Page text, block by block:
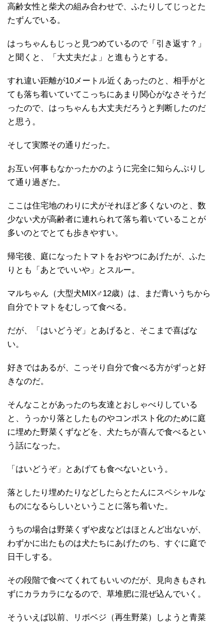
高齢女性と柴犬の組み合わせで、ふたりしてじっとた
たずんでいる。
はっちゃんもじっと見つめているので「引き返す？」
と聞くと、「大丈夫だよ」と進もうとする。
すれ違い距離が10メートル近くあったのと、相手がと
ても落ち着いていてこっちにあまり関心がなさそうだ
ったので、はっちゃんも大丈夫だろうと判断したのだ
と思う。
そして実際その通りだった。
お互い何事もなかったかのように完全に知らんぷりし
て通り過ぎた。
ここは住宅地のわりに犬がそれほど多くないのと、数
少ない犬が高齢者に連れられて落ち着いていることが
多いのとでとても歩きやすい。
帰宅後、庭になったトマトをおやつにあげたが、ふた
りとも「あとでいいや」とスルー。
マルちゃん（大型犬MIX♂12歳）は、まだ青いうちから
自分でトマトをむしって食べる。
だが、「はいどうぞ」とあげると、そこまで喜ばな
い。
好きではあるが、こっそり自分で食べる方がずっと好
きなのだ。
そんなことがあったのち友達とおしゃべりしている
と、うっかり落としたものやコンポスト化のために庭
に埋めた野菜くずなどを、犬たちが喜んで食べるとい
う話になった。
「はいどうぞ」とあげても食べないという。
落としたり埋めたりなどしたらとたんにスペシャルな
ものになるらしいということに落ち着いた。
うちの場合は野菜くずや皮などはほとんど出ないが、
わずかに出たものは犬たちにあげたのち、すぐに庭で
日干しする。
その段階で食べてくれてもいいのだが、見向きもされ
ずにカラカラになるので、草堆肥に混ぜ込んでいく。
そういえば以前、リボベジ（再生野菜）しようと青菜